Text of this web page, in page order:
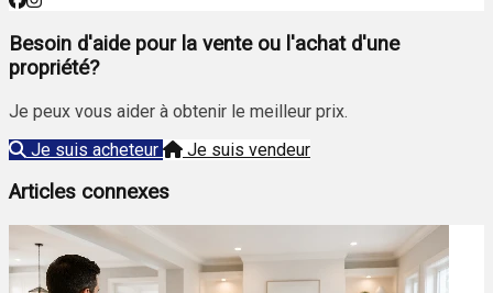
Besoin d'aide pour la vente ou l'achat d'une
propriété?
Je peux vous aider à obtenir le meilleur prix.
Je suis acheteur
Je suis vendeur
Articles connexes